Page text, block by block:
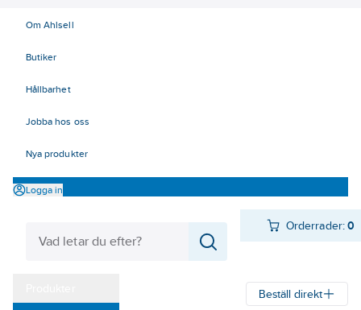
Om Ahlsell
Butiker
Hållbarhet
Jobba hos oss
Nya produkter
Logga in
Orderrader:0
Beställ direkt